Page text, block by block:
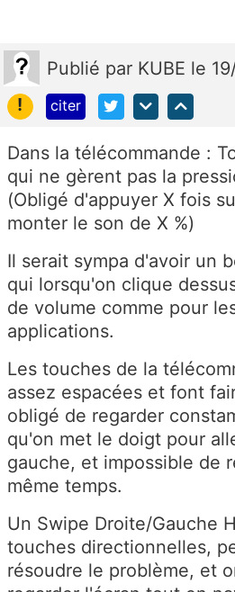
Publié par KUBE le
!
citer
Dans la télécommande :
qui ne gèrent pas la
(Obligé d'appuyer X fois
monter le son de X %)
Il serait sympa d'avoir un
qui lorsqu'on clique
de volume comme pour
applications.
Les touches de la
assez espacées et font
obligé de regarder
qu'on met le doigt pour
gauche, et impossible de
même temps.
Un Swipe Droite/Gauche
touches directionnelles,
résoudre le problème, et